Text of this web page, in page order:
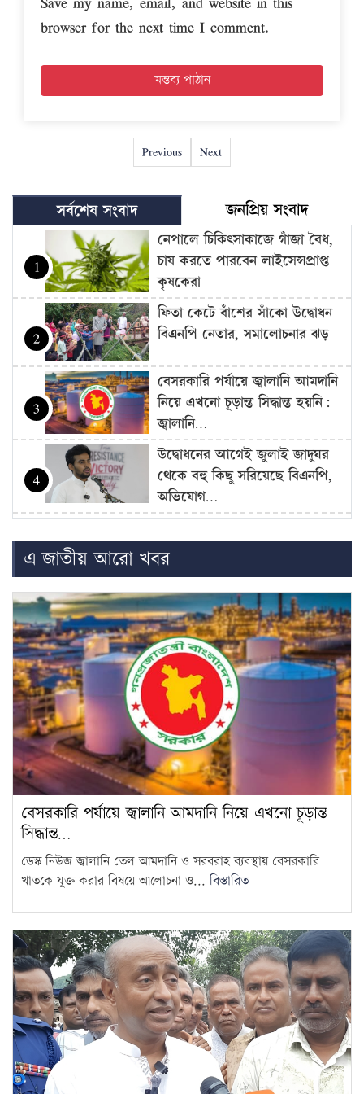
browser for the next time I comment.
Previous Next
সর্বশেষ সংবাদ জনপ্রিয় সংবাদ
1
নেপালে চিকিৎসাকাজে গাঁজা বৈধ,
চাষ করতে পারবেন লাইসেন্সপ্রাপ্ত
কৃষকেরা
2
ফিতা কেটে বাঁশের সাঁকো উদ্বোধন
বিএনপি নেতার, সমালোচনার ঝড়
3
বেসরকারি পর্যায়ে জ্বালানি আমদানি
নিয়ে এখনো চূড়ান্ত সিদ্ধান্ত হয়নি:
জ্বালানি…
4
উদ্বোধনের আগেই জুলাই জাদুঘর
থেকে বহু কিছু সরিয়েছে বিএনপি,
অভিযোগ…
5
বিশেষ ক্ষমতা আইন প্রয়োগ করা
হবে: আইনমন্ত্রী
6
বিএনপি হয়তো ভারতকে ভয়
পাচ্ছে: নাহিদ ইসলাম
7
রোম বিমানবন্দরে ৭ ঘণ্টার বেশি
আটকে বিমানের ২৬০ যাত্রী
8
গণমাধ্যম শক্তিশালী হলেই গণতন্ত্র
শক্তিশালী হবে: মির্জা ফখরুল
9
দ্রব্যমূল্যের ঊর্ধ্বগতিতে মানুষের
শফিকুর রহমান
10
ওষুধ কোম্পানির আনন্দ ভ্রমণে
ভোগান্তিতে রোগীরা
11
হামের উপসর্গে আরও ৩ শিশুর
মৃত্যু
12
আওয়ামী লীগের সঙ্গে গণতন্ত্র যায়
না: মির্জা ফখরুল
এ জাতীয় আরো খবর
বেসরকারি পর্যায়ে জ্বালানি আমদানি নিয়ে এখনো চূড়ান্ত
সিদ্ধান্ত…
ডেস্ক নিউজ জ্বালানি তেল আমদানি ও সরবরাহ ব্যবস্থায় বেসরকারি
খাতকে যুক্ত করার বিষয়ে আলোচনা ও...বিস্তারিত